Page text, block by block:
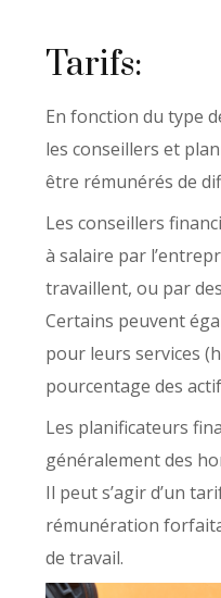
Tarifs:
En fonction du type
les conseillers et
être rémunérés de
Les conseillers
à salaire par
travaillent, ou par
Certains peuvent
pour leurs services
pourcentage des
Les planificateurs
généralement des
Il peut s’agir d’un
rémunération
de travail.